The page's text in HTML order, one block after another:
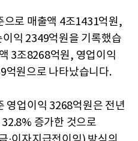
으로 매출액 4조1431억원,
익 2349억원을 기록했습
3조8268억원, 영업이익
억원으로 나타났습니다.
영업이익 3268억원은 전년
증가한 것으로